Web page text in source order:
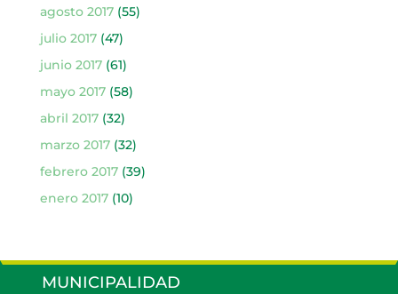
agosto 2017(55)
julio 2017(47)
junio 2017(61)
mayo 2017(58)
abril 2017(32)
marzo 2017(32)
febrero 2017(39)
enero 2017(10)
MUNICIPALIDAD